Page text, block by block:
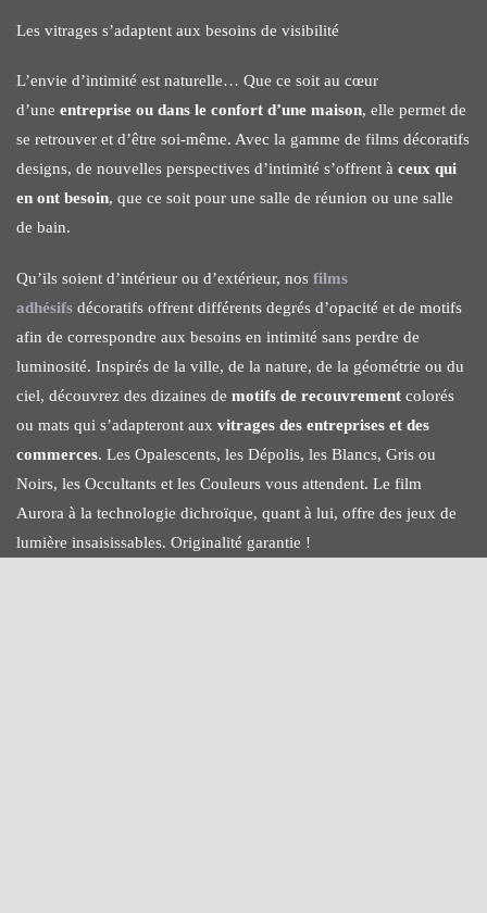
Les vitrages s’adaptent aux besoins de visibilité
L’envie d’intimité est naturelle… Que ce soit au cœur
d’une entreprise ou dans le confort d’une maison, elle permet de
se retrouver et d’être soi-même. Avec la gamme de films décoratifs
designs, de nouvelles perspectives d’intimité s’offrent à ceux qui
en ont besoin, que ce soit pour une salle de réunion ou une salle
de bain.
Qu’ils soient d’intérieur ou d’extérieur, nos films
adhésifs décoratifs offrent différents degrés d’opacité et de motifs
afin de correspondre aux besoins en intimité sans perdre de
luminosité. Inspirés de la ville, de la nature, de la géométrie ou du
ciel, découvrez des dizaines de motifs de recouvrement colorés
ou mats qui s’adapteront aux vitrages des entreprises et des
commerces. Les Opalescents, les Dépolis, les Blancs, Gris ou
Noirs, les Occultants et les Couleurs vous attendent. Le film
Aurora à la technologie dichroïque, quant à lui, offre des jeux de
lumière insaisissables. Originalité garantie !